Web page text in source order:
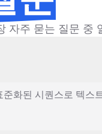
자주 묻는 질문 중
화된 시퀀스로 텍스